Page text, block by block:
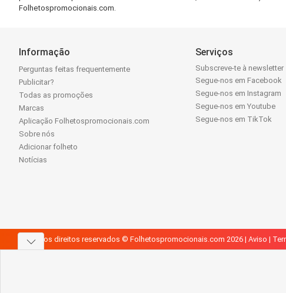
Folhetospromocionais.com.
Informação
Perguntas feitas frequentemente
Publicitar?
Todas as promoções
Marcas
Aplicação Folhetospromocionais.com
Sobre nós
Adicionar folheto
Notícias
Serviços
Subscreve-te à newsletter
Segue-nos em Facebook
Segue-nos em Instagram
Segue-nos em Youtube
Segue-nos em TikTok
Todos os direitos reservados © Folhetospromocionais.com 2026 | Aviso |